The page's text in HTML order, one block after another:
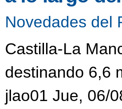
Novedades del
Castilla-La
destinando 6,6
jlao01 Jue, 06/